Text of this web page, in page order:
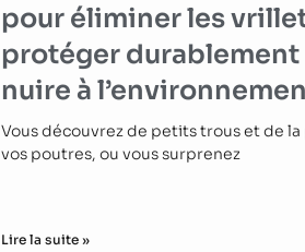
pour éliminer les
protéger durablement
nuire à
Vous découvrez de petits trous et de
vos poutres, ou vous surprenez
Lire la suite »